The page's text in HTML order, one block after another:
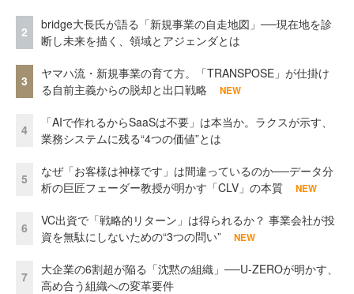
2
bridge大長氏が語る「新規事業の自走地図」──現在地を診
断し未来を描く、領域とアジェンダとは
3
ヤマハ流・新規事業の育て方。「TRANSPOSE」が仕掛け
る自前主義からの脱却と出口戦略
NEW
4
「AIで作れるからSaaSは不要」は本当か。ラクスが示す、
業務システムに残る“4つの価値”とは
5
なぜ「お客様は神様です」は間違っているのか──データ分
析の巨匠フェーダー教授が明かす「CLV」の本質
NEW
6
VC出資で「戦略的リターン」は得られるか？ 事業会社が投
資を無駄にしないための“3つの問い”
NEW
7
大企業の6割超が陥る「沈黙の組織」──U-ZEROが明かす、
高め合う組織への変革要件